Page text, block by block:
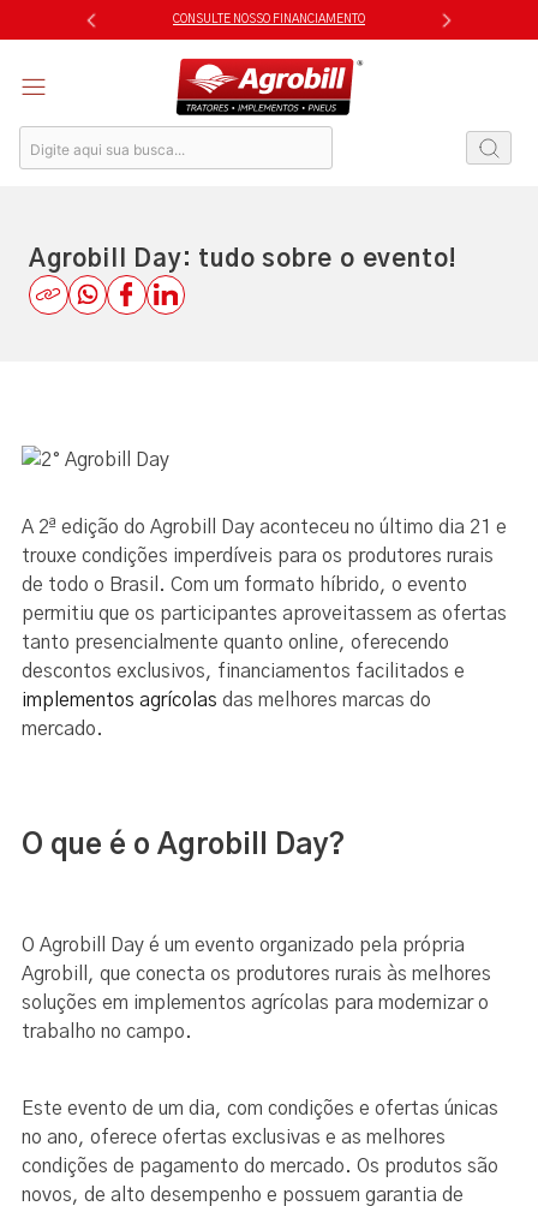
to
CONSULTE NOSSO FINANCIAMENTO
Agrobill Day: tudo sobre o evento!
A 2ª edição do Agrobill Day aconteceu no último dia 21 e
trouxe condições imperdíveis para os produtores rurais
de todo o Brasil. Com um formato híbrido, o evento
permitiu que os participantes aproveitassem as ofertas
tanto presencialmente quanto online, oferecendo
descontos exclusivos, financiamentos facilitados e
implementos agrícolas das melhores marcas do
mercado.
O que é o Agrobill Day?
O Agrobill Day é um evento organizado pela própria
Agrobill, que conecta os produtores rurais às melhores
soluções em implementos agrícolas para modernizar o
trabalho no campo.
Este evento de um dia, com condições e ofertas únicas
no ano, oferece ofertas exclusivas e as melhores
condições de pagamento do mercado. Os produtos são
novos, de alto desempenho e possuem garantia de